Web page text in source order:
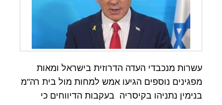
עשרות מנכבדי העדה הדרוזית בישראל ומאות
מפגינים נוספים הגיעו אמש למחות מול בית רה"מ
בנימין נתניהו בקיסריה בעקבות הדיווחים כי